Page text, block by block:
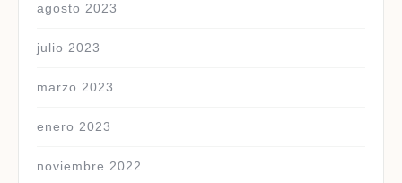
agosto 2023
julio 2023
marzo 2023
enero 2023
noviembre 2022